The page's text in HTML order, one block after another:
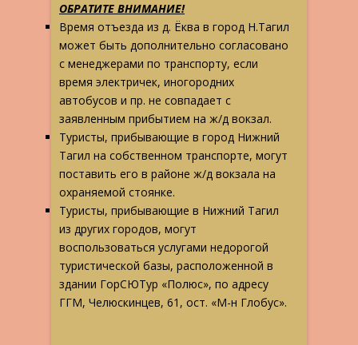
ОБРАТИТЕ ВНИМАНИЕ!
Время отъезда из д. Ёква в город Н.Тагил
может быть дополнительно согласовано
с менеджерами по транспорту, если
время электричек, иногородних
автобусов и пр. не совпадает с
заявленным прибытием на ж/д вокзал.
Туристы, прибывающие в город Нижний
Тагил на собственном транспорте, могут
поставить его в районе ж/д вокзала на
охраняемой стоянке.
Туристы, прибывающие в Нижний Тагил
из других городов, могут
воспользоваться услугами недорогой
туристической базы, расположенной в
здании ГорСЮТур «Полюс», по адресу
ГГМ, Челюскинцев, 61, ост. «М-н Глобус».